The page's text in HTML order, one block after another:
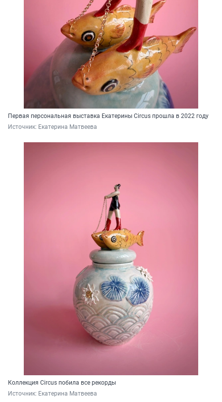
Первая персональная выставка Екатерины Circus прошла в 2022 году
Источник: Екатерина Матвеева
Коллекция Circus побила все рекорды
Источник: Екатерина Матвеева